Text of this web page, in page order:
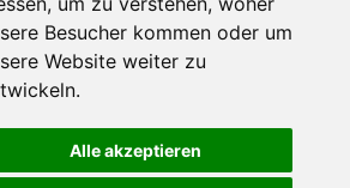
Besucher kommen oder um
Website weiter zu
Alle akzeptieren